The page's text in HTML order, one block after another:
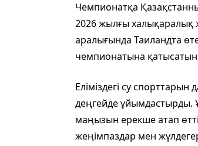
Чемпионатқа
2026 жылғы халықаралық
аралығында Таиландта
чемпионатына
Еліміздегі су
деңгейде
маңызын ерекше атап
жеңімпаздар мен